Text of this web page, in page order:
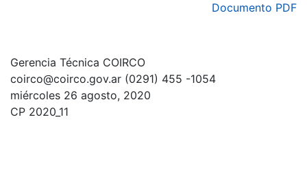
Documento PDF
Gerencia Técnica COIRCO
coirco@coirco.gov.ar (0291) 455 -1054
miércoles 26 agosto, 2020
CP 2020_11